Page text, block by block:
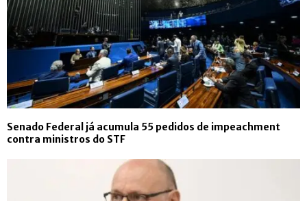
Senado Federal já acumula 55 pedidos de impeachment
contra ministros do STF